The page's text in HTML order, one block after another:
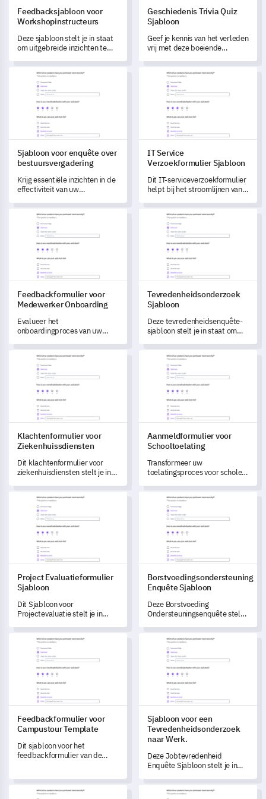
Feedbacksjabloon voor
Workshopinstructeurs
Deze sjabloon stelt je in staat
om uitgebreide inzichten te
je trainingworkshops.
Geschiedenis Trivia Quiz
Sjabloon
Geef je kennis van het verleden
vrij met deze boeiende
sjabloon.
Sjabloon voor enquête over bestuursvergadering
Sjabloon voor enquête over
bestuursvergadering
Krijg essentiële inzichten in de
effectiviteit van uw
uitgebreide sjabloon voor een
enquête.
IT Service Verzoekformulier
IT Service
Verzoekformulier Sjabloon
Dit IT-serviceverzoekformulier
helpt bij het stroomlijnen van
essentiële details vast te
leggend.
Feedbackformulier voor Medewerker Onboarding
Feedbackformulier voor
Medewerker Onboarding
Evalueer het
onboardingproces van uw
feedbacksjabloon.
Tevredenheidsonderzoek
Tevredenheidsonderzoek
Sjabloon
Deze tevredenheidsenquête-
sjabloon stelt je in staat om
meten en gebieden voor
productverbetering te
identificeren.
Klachtenformulier voor Ziekenhuissdiensten
Klachtenformulier voor
Ziekenhuissdiensten
Dit klachtenformulier voor
ziekenhuisdiensten stelt je in
diensten te beoordelen en te
verbeteren.
Aanmeldformulier voor
Aanmeldformulier voor
Schooltoelating
Transformeer uw
toelatingsproces voor scholen
sjabloon, die is ontworpen om
cruciale gegevens van
studenten en verzorgers vast
te leggen.
Project Evaluatieformulier Sjabloon
Project Evaluatieformulier
Sjabloon
Dit Sjabloon voor
Projectevaluatie stelt je in
feedback te krijgen over de
effectiviteit en resultaten van
het project, wat toekomstige
verbeteringen stimuleert.
Borstvoedingsondersteuning
Borstvoedingsondersteuning
Enquête Sjabloon
Deze Borstvoeding
Ondersteuningsenquête stelt
inzichten te verkrijgen in de
borstvoedingservaringen en -
uitdagingen van moeders.
Feedbackformulier voor Campustour Template
Feedbackformulier voor
Campustour Template
Dit sjabloon voor het
feedbackformulier van de
verbeterpunten van je
campusrondes te begrijpen.
Sjabloon voor een
Sjabloon voor een
Tevredenheidsonderzoek
naar Werk.
Deze Jobtevredenheid
Enquête Sjabloon stelt je in
medewerkers over hun huidige
werkrol, werkomgeving,
Reisboekingsformulier Sjabloon Werk-Privé Balans Enquête